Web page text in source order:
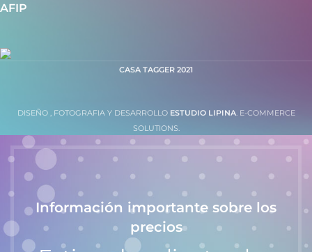
AFIP
CASA TAGGER 2021
DISEÑO , FOTOGRAFIA Y DESARROLLO ESTUDIO LIPINA. E-COMMERCE
SOLUTIONS.
Información importante sobre los
precios